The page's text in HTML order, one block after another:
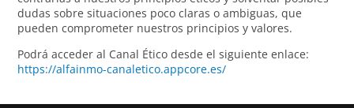
dudas sobre situaciones poco claras o ambiguas, que
pueden comprometer nuestros principios y valores.
Podrá acceder al Canal Ético desde el siguiente enlace:
https://alfainmo-canaletico.appcore.es/